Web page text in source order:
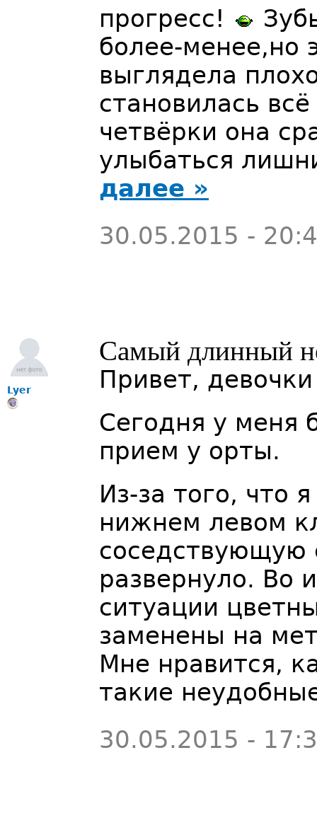
прогресс!
более-менее,но
выглядела
становилась
четвёрки она
улыбаться
далее »
30.05.2015 -
Lyer
Самый длинный
Привет,
Сегодня у меня
прием у орты.
Из-за того, что
нижнем левом
соседствующую
развернуло. Во
ситуации
заменены на
Мне нравится,
такие
30.05.2015 -